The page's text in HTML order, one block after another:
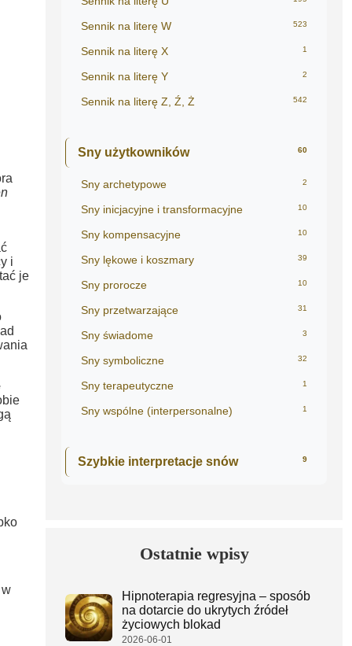
i
je
Sennik na literę W 523
Sennik na literę X 1
Sennik na literę Y 2
Sennik na literę Z, Ź, Ż 542
Sny użytkowników 60
Sny archetypowe 2
Sny inicjacyjne i transformacyjne 10
Sny kompensacyjne 10
Sny lękowe i koszmary 39
Sny prorocze 10
Sny przetwarzające 31
Sny świadome 3
Sny symboliczne 32
Sny terapeutyczne 1
Sny wspólne (interpersonalne) 1
Szybkie interpretacje snów 9
Ostatnie wpisy
Hipnoterapia regresyjna – sposób
na dotarcie do ukrytych źródeł
życiowych blokad
2026-06-01